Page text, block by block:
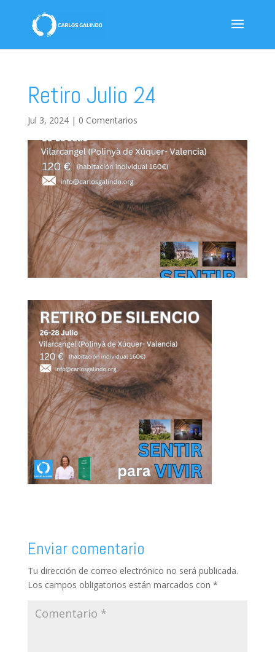
Retiro Julio 24
Jul 3, 2024| 0 Comentarios
Enviar comentario
Tu dirección de correo electrónico no será publicada.
Los campos obligatorios están marcados con *